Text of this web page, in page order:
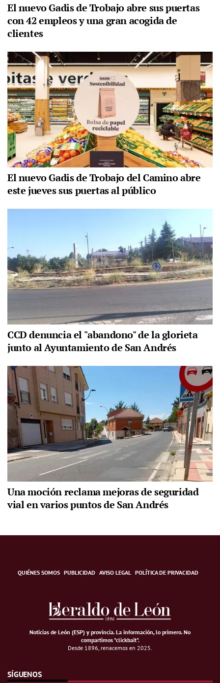
El nuevo Gadis de Trobajo abre sus puertas
con 42 empleos y una gran acogida de
clientes
El nuevo Gadis de Trobajo del Camino abre
este jueves sus puertas al público
CCD denuncia el "abandono" de la glorieta
junto al Ayuntamiento de San Andrés
Una moción reclama mejoras de seguridad
vial en varios puntos de San Andrés
QUIÉNES SOMOS PUBLICIDAD AVISO LEGAL POLÍTICA DE PRIVACIDAD
Noticias de León (ESP) y provincia. La información, lo primero.No
compartimos "clickbait".
Desde 1896, renacemos en 2025.
SÍGUENOS